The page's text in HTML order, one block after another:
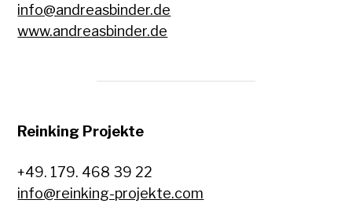
info@andreasbinder.de
www.andreasbinder.de
Reinking Projekte
+49. 179. 468 39 22
info@reinking-projekte.com